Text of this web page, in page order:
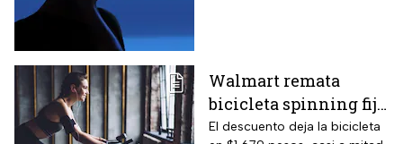
Walmart remata
bicicleta spinning fija
con monitoreo de
El descuento deja la bicicleta